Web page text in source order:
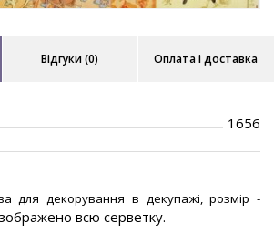
Відгуки (0) Оплата і доставка
1656
для декорування в декупажі, розмір -
всю серветку.